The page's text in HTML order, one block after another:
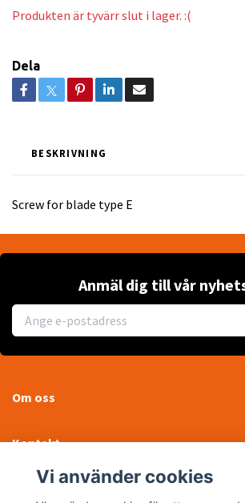
Produkten är tyvärr slut i lager. :(
Dela
BESKRIVNING
Screw for blade type E
Anmäl dig till vår
Om oss
Kontakt
Vi använder cookies